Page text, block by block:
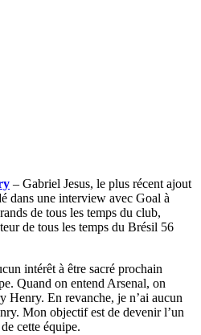
– Gabriel Jesus, le plus récent ajout
dans une interview avec Goal à
de tous les temps du club,
de tous les temps du Brésil 56
intérêt à être sacré prochain
Quand on entend Arsenal, on
Henry. En revanche, je n’ai aucun
Mon objectif est de devenir l’un
cette équipe.